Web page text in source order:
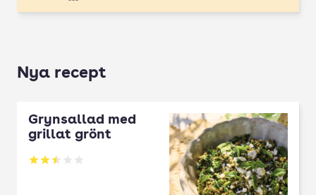
Nya recept
Grynsallad med
grillat grönt
Betyg: 2.5 av 5